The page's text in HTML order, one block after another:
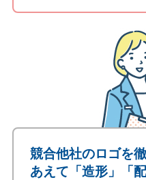
競合他社のロゴを
あえて「造形」「